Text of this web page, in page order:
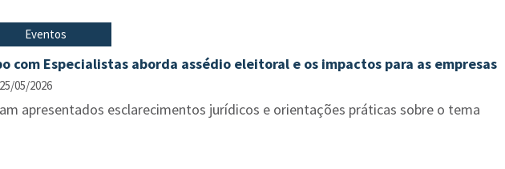
Eventos
com Especialistas aborda assédio eleitoral e os impactos para as empresas
05/2026
apresentados esclarecimentos jurídicos e orientações práticas sobre o tema